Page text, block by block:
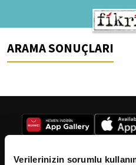
Verilerinizin sorumlu
ARAMA SONUÇLARI